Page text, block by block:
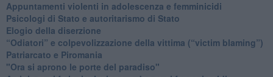
​Appuntamenti violenti in adolescenza e femminicidi
​Psicologi di Stato e autoritarismo di Stato
Elogio della diserzione
“Odiatori” e colpevolizzazione della vittima (“victim blaming”)
​Patriarcato e Piromania
"Ora si aprono le porte del paradiso"